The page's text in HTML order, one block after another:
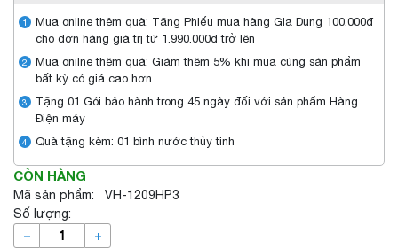
1
Mua online thêm quà: Tặng Phiếu mua hàng Gia Dụng 100.000đ
cho đơn hàng giá trị từ 1.990.000đ trở lên
2
Mua onilne thêm quà: Giảm thêm 5% khi mua cùng sản phẩm
bất kỳ có giá cao hơn
3
Tặng 01 Gói bảo hành trong 45 ngày đối với sản phẩm Hàng
Điện máy
4 Quà tặng kèm: 01 bình nước thủy tinh
CÒN HÀNG
Mã sản phẩm: VH-1209HP3
Số lượng:
– +